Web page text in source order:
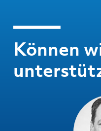
Können